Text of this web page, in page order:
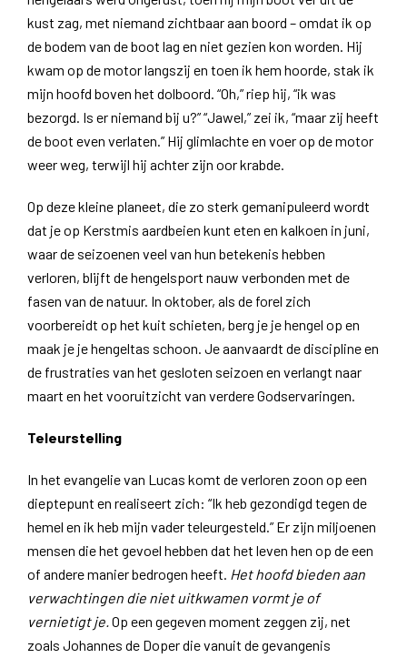
kust zag, met niemand zichtbaar aan boord – omdat ik op
de bodem van de boot lag en niet gezien kon worden. Hij
kwam op de motor langszij en toen ik hem hoorde, stak ik
mijn hoofd boven het dolboord. “Oh,” riep hij, “ik was
bezorgd. Is er niemand bij u?” “Jawel,” zei ik, “maar zij heeft
de boot even verlaten.” Hij glimlachte en voer op de motor
weer weg, terwijl hij achter zijn oor krabde.
Op deze kleine planeet, die zo sterk gemanipuleerd wordt
dat je op Kerstmis aardbeien kunt eten en kalkoen in juni,
waar de seizoenen veel van hun betekenis hebben
verloren, blijft de hengelsport nauw verbonden met de
fasen van de natuur. In oktober, als de forel zich
voorbereidt op het kuit schieten, berg je je hengel op en
maak je je hengeltas schoon. Je aanvaardt de discipline en
de frustraties van het gesloten seizoen en verlangt naar
maart en het vooruitzicht van verdere Godservaringen.
Teleurstelling
In het evangelie van Lucas komt de verloren zoon op een
dieptepunt en realiseert zich: “Ik heb gezondigd tegen de
hemel en ik heb mijn vader teleurgesteld.” Er zijn miljoenen
mensen die het gevoel hebben dat het leven hen op de een
of andere manier bedrogen heeft. Het hoofd bieden aan
verwachtingen die niet uitkwamen vormt je of
vernietigt je. Op een gegeven moment zeggen zij, net
zoals Johannes de Doper die vanuit de gevangenis